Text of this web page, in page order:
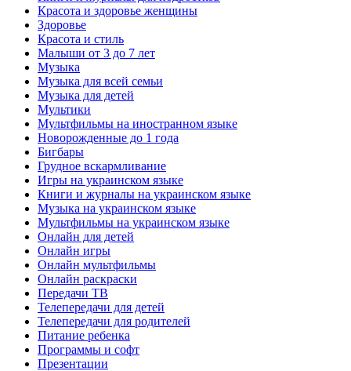
Красота и здоровье женщины
Здоровье
Красота и стиль
Малыши от 3 до 7 лет
Музыка
Музыка для всей семьи
Музыка для детей
Мультики
Мультфильмы на иностранном языке
Новорожденные до 1 года
Бигбары
Грудное вскармливание
Игры на украинском языке
Книги и журналы на украинском языке
Музыка на украинском языке
Мультфильмы на украинском языке
Онлайн для детей
Онлайн игры
Онлайн мультфильмы
Онлайн раскраски
Передачи ТВ
Телепередачи для детей
Телепередачи для родителей
Питание ребенка
Программы и софт
Презентации